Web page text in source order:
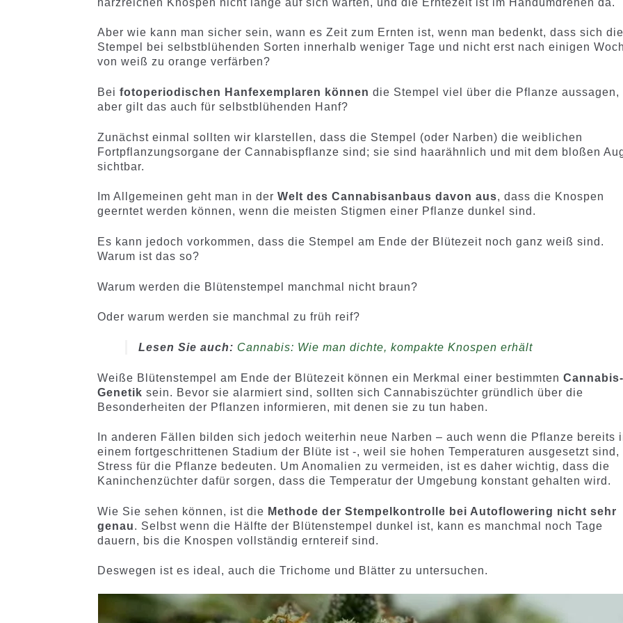
Aber wie kann man sicher sein, wann es Zeit zum Ernten ist, wenn man bedenkt, dass sich die
Stempel bei selbstblühenden Sorten innerhalb weniger Tage und nicht erst nach einigen
von weiß zu orange verfärben?
Beifotoperiodischen Hanfexemplaren können die Stempel viel über die Pflanze aussagen,
aber gilt das auch für selbstblühenden Hanf?
Zunächst einmal sollten wir klarstellen, dass die Stempel (oder Narben) die weiblichen
Fortpflanzungsorgane der Cannabispflanze sind; sie sind haarähnlich und mit dem bloßen
sichtbar.
Im Allgemeinen geht man in derWelt des Cannabisanbaus davon aus, dass die Knospen
geerntet werden können, wenn die meisten Stigmen einer Pflanze dunkel sind.
Es kann jedoch vorkommen, dass die Stempel am Ende der Blütezeit noch ganz weiß sind.
Warum ist das so?
Warum werden die Blütenstempel manchmal nicht braun?
Oder warum werden sie manchmal zu früh reif?
Lesen Sie auch: Cannabis: Wie man dichte, kompakte Knospen erhält
Weiße Blütenstempel am Ende der Blütezeit können ein Merkmal einer bestimmtenCannabis-
Genetik sein. Bevor sie alarmiert sind, sollten sich Cannabiszüchter gründlich über die
Besonderheiten der Pflanzen informieren, mit denen sie zu tun haben.
In anderen Fällen bilden sich jedoch weiterhin neue Narben – auch wenn die Pflanze bereits
einem fortgeschrittenen Stadium der Blüte ist -, weil sie hohen Temperaturen ausgesetzt sind,
Stress für die Pflanze bedeuten. Um Anomalien zu vermeiden, ist es daher wichtig, dass die
Kaninchenzüchter dafür sorgen, dass die Temperatur der Umgebung konstant gehalten wird.
Wie Sie sehen können, ist die Methode der Stempelkontrolle bei Autoflowering nicht sehr
genau. Selbst wenn die Hälfte der Blütenstempel dunkel ist, kann es manchmal noch Tage
dauern, bis die Knospen vollständig erntereif sind.
Deswegen ist es ideal, auch die Trichome und Blätter zu untersuchen.